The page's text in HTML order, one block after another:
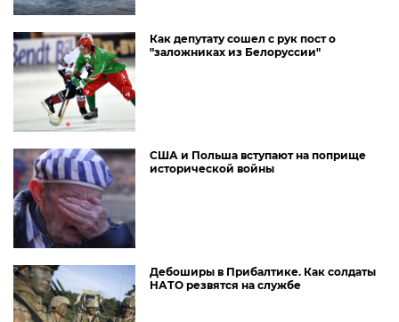
Как депутату сошел с рук пост о
"заложниках из Белоруссии"
США и Польша вступают на поприще
исторической войны
Дебоширы в Прибалтике. Как солдаты
НАТО резвятся на службе